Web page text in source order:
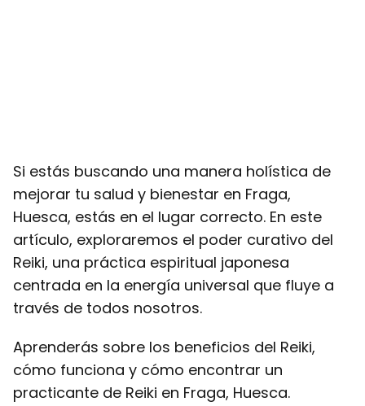
Si estás buscando una manera holística de
mejorar tu salud y bienestar en Fraga,
Huesca, estás en el lugar correcto. En este
artículo, exploraremos el poder curativo del
Reiki, una práctica espiritual japonesa
centrada en la energía universal que fluye a
través de todos nosotros.
Aprenderás sobre los beneficios del Reiki,
cómo funciona y cómo encontrar un
practicante de Reiki en Fraga, Huesca.